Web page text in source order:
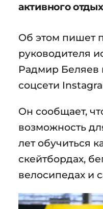
активного
Об этом пишет
руководителя
Радмир Беляев
соцсети
Он сообщает,
возможность
лет обучиться
скейтбордах,
велосипедах и